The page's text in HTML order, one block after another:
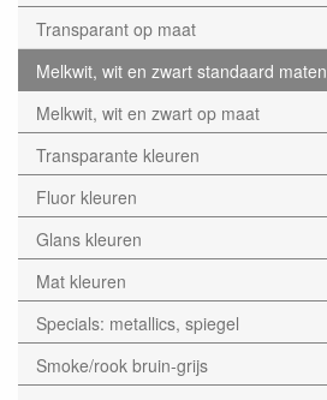
Transparant op maat
Melkwit, wit en zwart standaard maten
Melkwit, wit en zwart op maat
Transparante kleuren
Fluor kleuren
Glans kleuren
Mat kleuren
Specials: metallics, spiegel
Smoke/rook bruin-grijs